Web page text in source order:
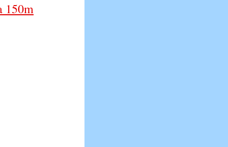
150m